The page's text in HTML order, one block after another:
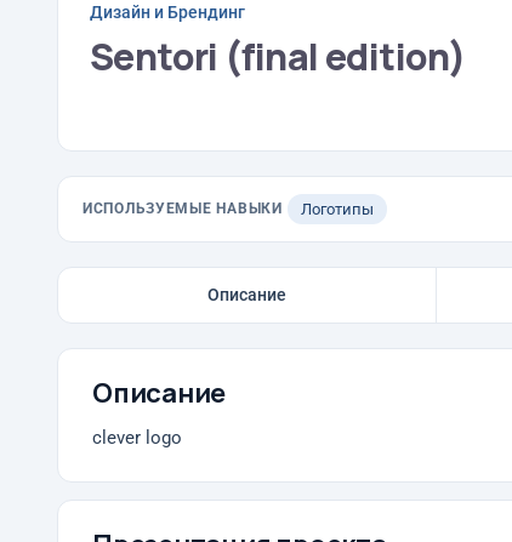
Дизайн и Брендинг
Sentori (final edition)
ИСПОЛЬЗУЕМЫЕ НАВЫКИ Логотипы
Описание
Описание
clever logo